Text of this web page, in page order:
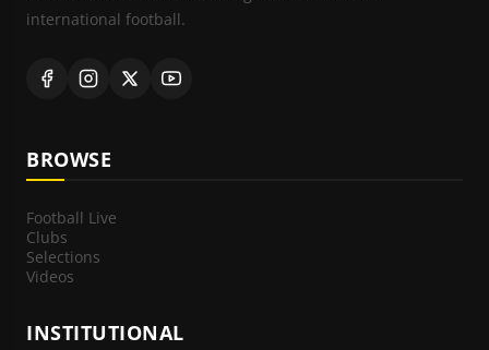
international football.
BROWSE
Football Live
Clubs
Selections
Videos
INSTITUTIONAL